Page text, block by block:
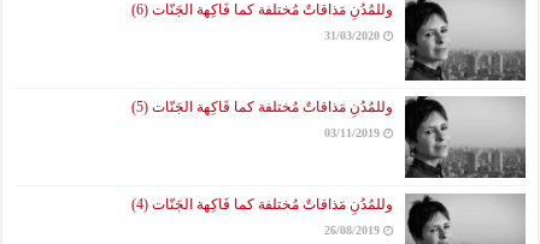
وللمُدُنِ مَذاقاتٌ مُختلفة كما فَاكِهة الجَنّات (6)
31/03/2020
وللمُدُنِ مَذاقاتٌ مُختلفة كما فَاكِهة الجَنّات (5)
03/11/2019
وللمُدُنِ مَذاقاتٌ مُختلفة كما فَاكِهة الجَنّات (4)
26/08/2019